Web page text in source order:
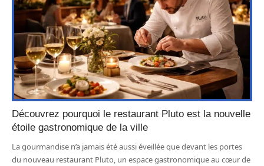
Découvrez pourquoi le restaurant Pluto est la nouvelle
étoile gastronomique de la ville
La gourmandise n’a jamais été aussi éveillée que devant les portes
du nouveau restaurant Pluto, un espace gastronomique au cœur de